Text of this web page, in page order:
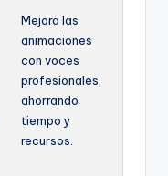
Mejora las
animaciones
con voces
profesionales,
ahorrando
tiempo y
recursos.